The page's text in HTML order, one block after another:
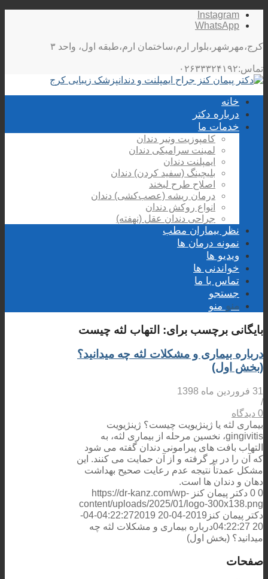
Instagram
WhatsApp
کرج،مهرشهر،بلوار ارم،ساختمان ارم،طبقه اول، واحد ۳
تماس:۰۲۶۳۳۳۲۴۱۹۲
خانه
درباره دکتر
خدمات ما
کامپوزیت ونیر دندان
لمینت سرامیکی دندان
ایمپلنت دندان
بلیچینگ (سفید کردن) دندان
اصلاح طرح لبخند
درمان ریشه (عصب‌کشی) دندان
انواع روکش دندان
جراحی دندان عقل (نهفته)
نظر بیماران مطب
نمونه درمان ها
ویدیو ها
خواندنی ها
تماس با ما
جستجو
منو منو
بایگانی برچسب برای: التهاب لثه چیست
درباره بیماری و مشکلات لثه چه میدانید؟
(بخش اول)
31 فروردین ماه 1398
/
0 دیدگاه
بیماری لثه یا ژینژیویت چیست؟ ژینژیویت
gingivitis، نخسین مرحله از بیماری لثه، به
التهاب بافت های پیرامونی دندان گفته می شود
که آن را در بر گرفته و از آن حمایت می کنند. این
مشکل عمدتاً نتیجه عدم رعایت صحیح بهداشت
دهان و دندان ها است.
0
0 دکتر پیمان کنز https://dr-kanz.com/wp-
content/uploads/2025/01/logo-300x138.png
دکتر پیمان کنز 2019-04-20 04:22:27
2019-04-
20 04:22:27
درباره بیماری و مشکلات لثه چه
میدانید؟ (بخش اول)
صفحات